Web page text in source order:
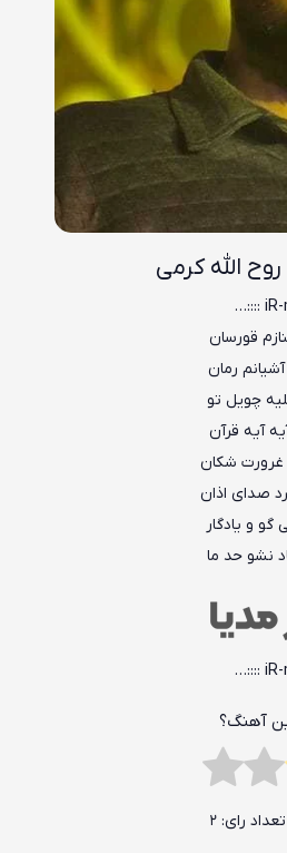
الله کرمی
قورسان
رمان
چویل تو
آیه قرآن
شکان
صدای‌ اذان
و یادگار
نشو حد ما
آهنگ؟
2